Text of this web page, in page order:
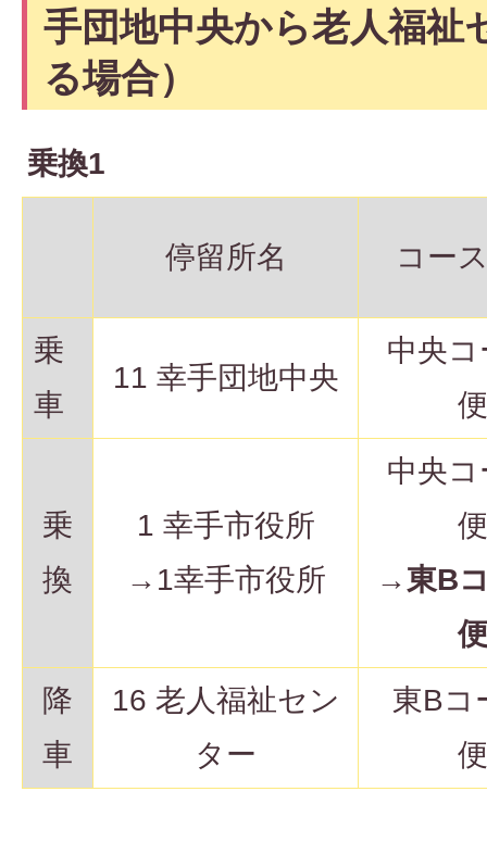
手団地中央から老人福祉
る場合）
乗換1
停留所名 コー
乗
車
11 幸手団地中央
中央
乗
換
1 幸手市役所
→1幸手市役所
中央
→東B
降
車
16 老人福祉セン
ター
東Bコ